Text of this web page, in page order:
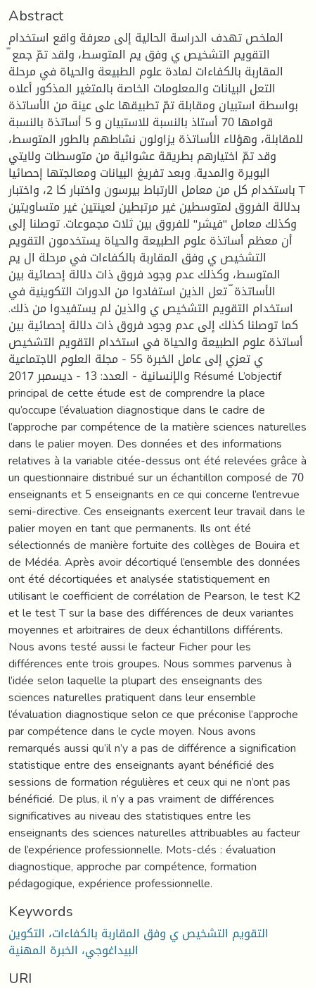
Abstract
الملخص تهدف الدراسة الحالية إلى معرفة واقع استخدام
التقويم التشخيص ي وفق يم المتوسط، ولقد تمّ جمع ّ
المقاربة بالكفاءات لمادة علوم الطبيعة والحياة في مرحلة
التعل البيانات والمعلومات الخاصة بالمتغير المذكور أعلاه
بواسطة استبيان ومقابلة تمّ تطبيقها على عينة من الأساتذة
قوامها 70 أستاذ بالنسبة للاستبيان و 5 أساتذة بالنسبة
للمقابلة، وهؤلاء الأساتذة يزاولون نشاطهم بالطور المتوسط،
وقد تمّ اختيارهم بطريقة عشوائية من متوسطات ولايتي
البويرة والمدية. وبعد تفريغ البيانات ومعالجتها إحصائيا
باستخدام كل من معامل الارتباط بيرسون واختبار كا 2، واختبار T
بدلالة الفروق لمتوسطين غير مرتبطين لعينتين غير متساويتين
وكذلك معامل "فيشر" للفروق بين ثلاث مجموعات. توصلنا إلى
أن معظم أساتذة علوم الطبيعة والحياة يستخدمون التقويم
التشخيص ي وفق المقاربة بالكفاءات في مرحلة ال يم
المتوسط، وكذلك عدم وجود فروق ذات دلالة إحصائية بين
الأساتذة ّ تعل الذين استفادوا من الدورات التكوينية في
استخدام التقويم التشخيص ي والذين لم يستفيدوا من ذلك.
كما توصلنا كذلك إلى عدم وجود فروق ذات دلالة إحصائية بين
أساتذة علوم الطبيعة والحياة في استخدام التقويم التشخيص
ي تعزي إلى عامل الخبرة 55 - مجلة العلوم الاجتماعية
والإنسانية - العدد: 13 - ديسمبر 2017 Résumé L’objectif
principal de cette étude est de comprendre la place
qu’occupe l’évaluation diagnostique dans le cadre de
l’approche par compétence de la matière sciences naturelles
dans le palier moyen. Des données et des informations
relatives à la variable citée-dessus ont été relevées grâce à
un questionnaire distribué sur un échantillon composé de 70
enseignants et 5 enseignants en ce qui concerne l’entrevue
semi-directive. Ces enseignants exercent leur travail dans le
palier moyen en tant que permanents. Ils ont été
sélectionnés de manière fortuite des collèges de Bouira et
de Médéa. Après avoir décortiqué l’ensemble des données
ont été décortiquées et analysée statistiquement en
utilisant le coefficient de corrélation de Pearson, le test K2
et le test T sur la base des différences de deux variantes
moyennes et arbitraires de deux échantillons différents.
Nous avons testé aussi le facteur Ficher pour les
différences ente trois groupes. Nous sommes parvenus à
l’idée selon laquelle la plupart des enseignants des
sciences naturelles pratiquent dans leur ensemble
l’évaluation diagnostique selon ce que préconise l’approche
par compétence dans le cycle moyen. Nous avons
remarqués aussi qu’il n’y a pas de différence a signification
statistique entre des enseignants ayant bénéficié des
sessions de formation régulières et ceux qui ne n’ont pas
bénéficié. De plus, il n’y a pas vraiment de différences
significatives au niveau des statistiques entre les
enseignants des sciences naturelles attribuables au facteur
de l’expérience professionnelle. Mots-clés : évaluation
diagnostique, approche par compétence, formation
pédagogique, expérience professionnelle.
Keywords
التقويم التشخيص ي وفق المقاربة بالكفاءات، التكوين
البيداغوجي، الخبرة المهنية
URI